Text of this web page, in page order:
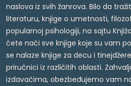
naslova iz svih žanrova. Bilo da
literaturu, knjige o umetnosti,
popularnoj psihologiji, na sajtu
ćete naći sve knjige koje su vam
se nalaze knjige za decu i
priručnici iz različitih oblasti.
izdavačima, obezbeđujemo vam